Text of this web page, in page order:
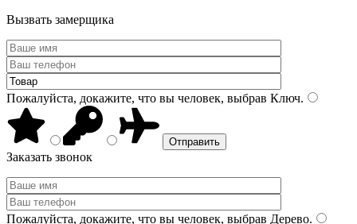
Вызвать замерщика
Пожалуйста, докажите, что вы человек, выбрав Ключ.
Заказать звонок
Пожалуйста, докажите, что вы человек, выбрав Дерево.